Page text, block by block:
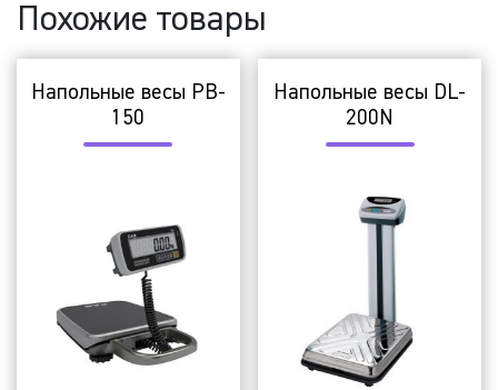
Похожие товары
Напольные весы PB-
150
Напольные весы DL-
200N